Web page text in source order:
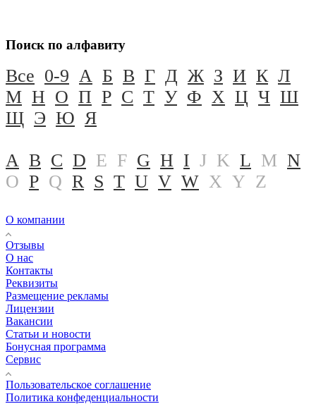
Поиск по алфавиту
Все 0-9 А Б В Г Д Ж З И К Л
М Н О П Р С Т У Ф Х Ц Ч Ш
Щ Э Ю Я
A B C D E F G H I J K L M N
O P Q R S T U V W X Y Z
О компании
Отзывы
О нас
Контакты
Реквизиты
Размещение рекламы
Лицензии
Вакансии
Статьи и новости
Бонусная программа
Сервис
Пользовательское соглашение
Политика конфеденциальности